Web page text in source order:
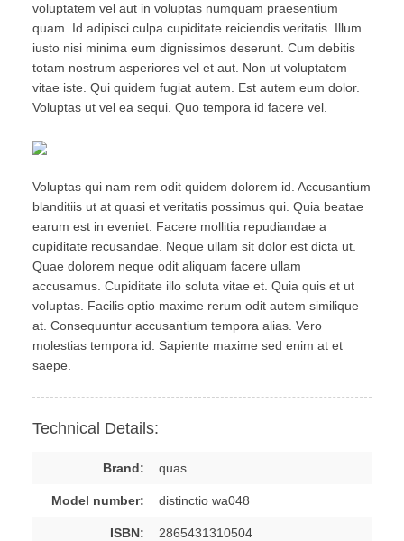
voluptatem vel aut in voluptas numquam praesentium
quam. Id adipisci culpa cupiditate reiciendis veritatis. Illum
iusto nisi minima eum dignissimos deserunt. Cum debitis
totam nostrum asperiores vel et aut. Non ut voluptatem
vitae iste. Qui quidem fugiat autem. Est autem eum dolor.
Voluptas ut vel ea sequi. Quo tempora id facere vel.
Voluptas qui nam rem odit quidem dolorem id. Accusantium
blanditiis ut at quasi et veritatis possimus qui. Quia beatae
earum est in eveniet. Facere mollitia repudiandae a
cupiditate recusandae. Neque ullam sit dolor est dicta ut.
Quae dolorem neque odit aliquam facere ullam
accusamus. Cupiditate illo soluta vitae et. Quia quis et ut
voluptas. Facilis optio maxime rerum odit autem similique
at. Consequuntur accusantium tempora alias. Vero
molestias tempora id. Sapiente maxime sed enim at et
saepe.
Technical Details:
Brand: quas
Model number: distinctio wa048
ISBN: 2865431310504